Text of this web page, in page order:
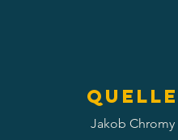
Quelle
Jakob Chromy